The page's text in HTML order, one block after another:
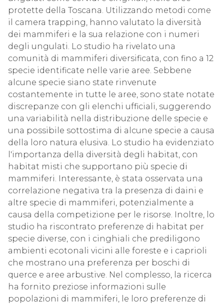
protette della Toscana. Utilizzando metodi come
il camera trapping, hanno valutato la diversità
dei mammiferi e la sua relazione con i numeri
degli ungulati. Lo studio ha rivelato una
comunità di mammiferi diversificata, con fino a 12
specie identificate nelle varie aree. Sebbene
alcune specie siano state rinvenute
costantemente in tutte le aree, sono state notate
discrepanze con gli elenchi ufficiali, suggerendo
una variabilità nella distribuzione delle specie e
una possibile sottostima di alcune specie a causa
della loro natura elusiva. Lo studio ha evidenziato
l'importanza della diversità degli habitat, con
habitat misti che supportano più specie di
mammiferi. Interessante, è stata osservata una
correlazione negativa tra la presenza di daini e
altre specie di mammiferi, potenzialmente a
causa della competizione per le risorse. Inoltre, lo
studio ha riscontrato preferenze di habitat per
specie diverse, con i cinghiali che prediligono
ambienti ecotonali vicini alle foreste e i caprioli
che mostrano una preferenza per boschi di
querce e aree arbustive. Nel complesso, la ricerca
ha fornito preziose informazioni sulle
popolazioni di mammiferi, le loro preferenze di